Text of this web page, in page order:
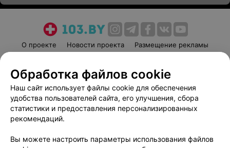
О проекте Новости проекта
Размещение рекламы
Пользовательское соглашение
Способы оплаты
Вакансии
Партнеры
Написать руководителю 103.by
Обработка персональных данных
Обработка файлов cookie
Наш сайт использует файлы cookie для обеспечения
удобства пользователей сайта, его улучшения, сбора
статистики и предоставления персонализированных
рекомендаций.
Вы можете настроить параметры использования файлов